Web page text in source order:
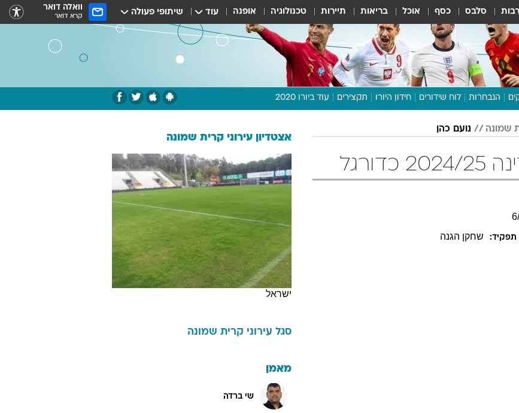
סלבס כסף אוכל בריאות תיירות טכנולוגיה אופנה עוד שיתופי פעולה וואלה דואר
קרא דואר
הנבחרות לוח שידורים חידון היורו תקצירים עוד ביורו 2020
תכנית היורו
שמונה נועם כהן
6
תפקיד: שחקן הגנה
אצטדיון עירוני קרית שמונה
ישראל
סגל עירוני קרית שמונה
מאמן
שי ברדה